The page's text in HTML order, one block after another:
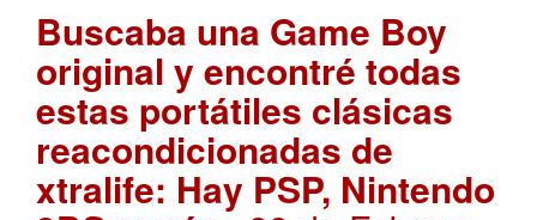
Buscaba una Game Boy
original y encontré todas
estas portátiles clásicas
reacondicionadas de
xtralife: Hay PSP, Nintendo